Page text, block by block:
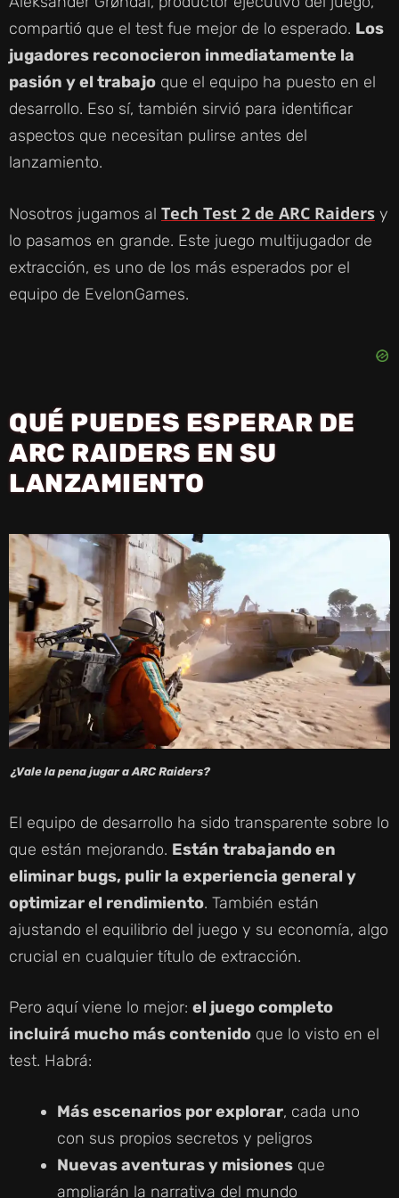
V
I
E
O
compartió que el test fue mejor de lo esperado. Los
jugadores reconocieron inmediatamente la
pasión y el trabajo que el equipo ha puesto en el
desarrollo. Eso sí, también sirvió para identificar
aspectos que necesitan pulirse antes del
lanzamiento.
Nosotros jugamos al Tech Test 2 de ARC Raiders y
lo pasamos en grande. Este juego multijugador de
extracción, es uno de los más esperados por el
equipo de EvelonGames.
QUÉ PUEDES ESPERAR DE
ARC RAIDERS EN SU
LANZAMIENTO
¿Vale la pena jugar a ARC Raiders?
El equipo de desarrollo ha sido transparente sobre lo
que están mejorando. Están trabajando en
eliminar bugs, pulir la experiencia general y
optimizar el rendimiento. También están
ajustando el equilibrio del juego y su economía, algo
crucial en cualquier título de extracción.
Pero aquí viene lo mejor: el juego completo
incluirá mucho más contenido que lo visto en el
test. Habrá:
Más escenarios por explorar, cada uno
con sus propios secretos y peligros
Nuevas aventuras y misiones que
ampliarán la narrativa del mundo